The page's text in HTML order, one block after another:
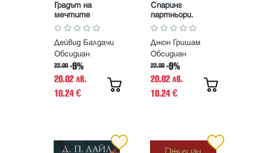
Градът на
мечтите
Дейвид Балдачи
Обсидиан
22.00 -9%
20.02 лв.
10.24€
Спаринг
партньори.
Новели
Джон Гришам
Обсидиан
22.00 -9%
20.02 лв.
10.24€